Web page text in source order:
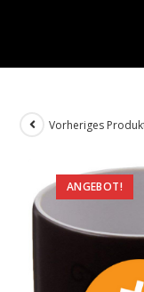
ANGEBOT!
Vorheriges